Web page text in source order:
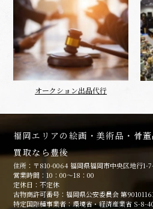
オークション出品代行
福岡エリアの絵画・美術品・骨
買取なら豊後
住所：〒810-0064 福岡県福岡市中央区地行1-
営業時間：10：00～18：00
定休日：不定休
古物商許可番号：福岡県公安委員会 第
特定国際種事業者：環境省・経済産業省 S-8-